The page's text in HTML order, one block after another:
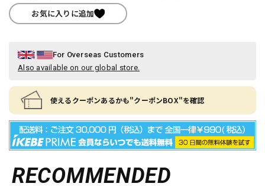
お気に入りに追加
For Overseas Customers
Also available on our global store.
使えるクーポンあるかも"クーポンBOX"を確認
RECOMMENDED